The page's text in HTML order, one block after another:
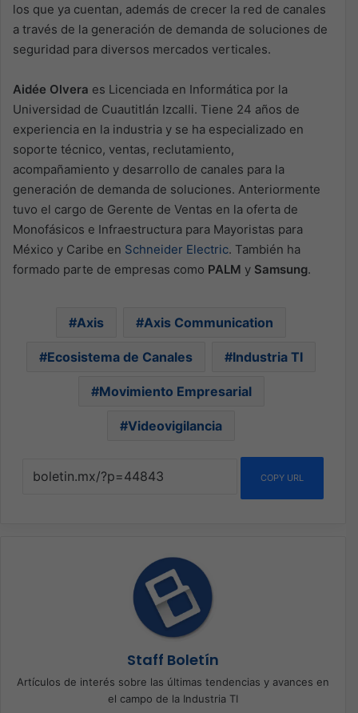
los que ya cuentan, además de crecer la red de canales
a través de la generación de demanda de soluciones de
seguridad para diversos mercados verticales.
Aidée Olvera es Licenciada en Informática por la
Universidad de Cuautitlán Izcalli. Tiene 24 años de
experiencia en la industria y se ha especializado en
soporte técnico, ventas, reclutamiento,
acompañamiento y desarrollo de canales para la
generación de demanda de soluciones. Anteriormente
tuvo el cargo de Gerente de Ventas en la oferta de
Monofásicos e Infraestructura para Mayoristas para
México y Caribe en Schneider Electric. También ha
formado parte de empresas como PALM y Samsung.
Axis Axis Communication
Ecosistema de Canales Industria TI
Movimiento Empresarial
Videovigilancia
COPY URL
Staff Boletín
Artículos de interés sobre las últimas tendencias y avances en
el campo de la Industria TI